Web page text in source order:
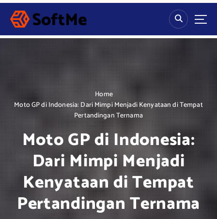
S
p
Home
Moto GP di Indonesia: Dari Mimpi Menjadi Kenyataan di Tempat
Pertandingan Ternama
Moto GP di Indonesia:
Dari Mimpi Menjadi
Kenyataan di Tempat
Pertandingan Ternama